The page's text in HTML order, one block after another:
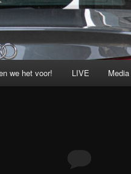
we het voor! LIVE Media